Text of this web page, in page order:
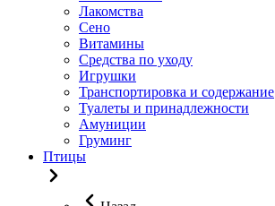
Лакомства
Сено
Витамины
Средства по уходу
Игрушки
Транспортировка и содержание
Туалеты и принадлежности
Амуниции
Груминг
Птицы